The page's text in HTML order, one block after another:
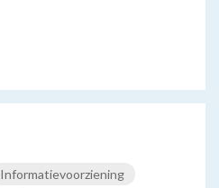
Informatievoorziening